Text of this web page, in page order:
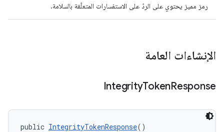
رمز مميز يحتوي على الردّ على الاستفسارات المتعلّقة بالسلامة.
الإنشاءات العامة
IntegrityTokenResponse
public IntegrityTokenResponse()